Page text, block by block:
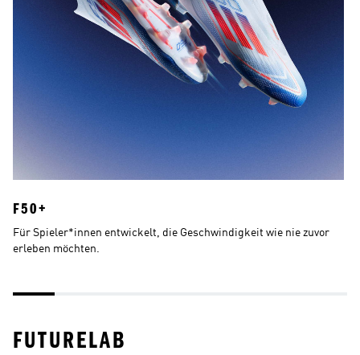
F50+
Für Spieler*innen entwickelt, die Geschwindigkeit wie nie zuvor
erleben möchten.
FUTURELAB